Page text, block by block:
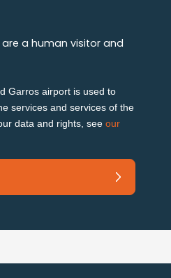
a human visitor and
Garros airport is used to
services and services of the
data and rights, see our